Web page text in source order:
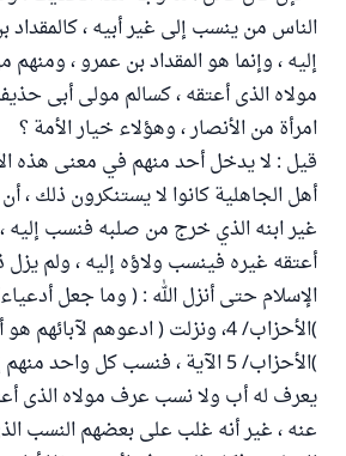
الناس من ينسب إلى غير أبيه ،
إليه ، وإنما هو المقداد بن عمرو ،
مولاه الذى أعتقه ، كسالم مولى أبى
امرأة من الأنصار ، وهؤلاء خيار الأمة ؟
قيل : لا يدخل أحد منهم في معنى هذه
أهل الجاهلية كانوا لا يستنكرون ذلك ،
غير ابنه الذي خرج من صلبه فنسب إليه
أعتقه غيره فينسب ولاؤه إليه ، ولم
الإسلام حتى أنزل الله : ( وما جعل
)الأحزاب/ 4، ونزلت ( ادعوهم
)الأحزاب/ 5 الآية ، فنسب كل واحد
يعرف له أب ولا نسب عرف مولاه الذى
عنه ، غير أنه غلب على بعضهم النسب